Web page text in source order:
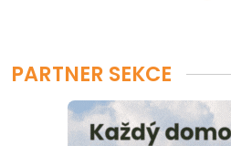
PARTNER SEKCE